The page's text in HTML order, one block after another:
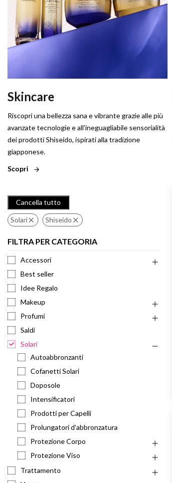
Skincare
Riscopri una bellezza sana e vibrante grazie alle più
avanzate tecnologie e all'ineguagliabile sensorialità
dei prodotti Shiseido, ispirati alla tradizione
giapponese.
Scopri
Cancella tutto
Solari Shiseido
FILTRA PER CATEGORIA
Accessori
Best seller
Idee Regalo
Makeup
Profumi
Saldi
Solari
Autoabbronzanti
Cofanetti Solari
Doposole
Intensificatori
Prodotti per Capelli
Prolungatori d'abbronzatura
Protezione Corpo
Protezione Viso
Trattamento